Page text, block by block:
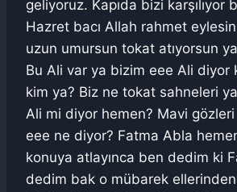
geliyoruz. Kapıda bizi karşılıyor
Hazret bacı Allah rahmet
uzun umursun tokat atıyorsun
Bu Ali var ya bizim eee Ali diyor
kim ya? Biz ne tokat sahneleri
Ali mi diyor hemen? Mavi
eee ne diyor? Fatma Abla
konuya atlayınca ben dedim ki
dedim bak o mübarek